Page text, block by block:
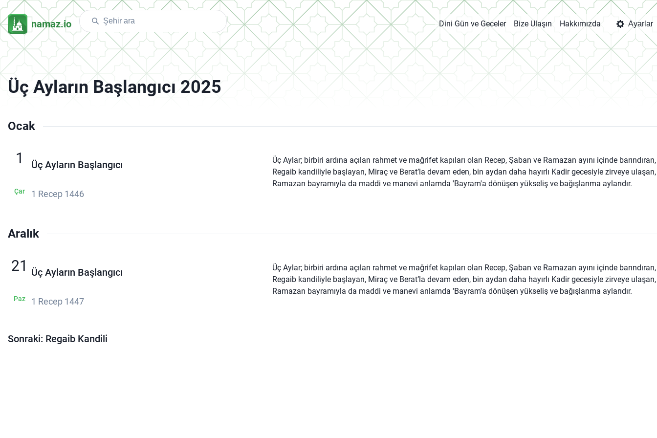
namaz.io Dini Gün ve Geceler Bize Ulaşın Hakkımızda Ayarlar
Üç Ayların Başlangıcı 2025
Ocak
1
Çar
Üç Ayların Başlangıcı
1 Recep 1446
Üç Aylar; birbiri ardına açılan rahmet ve mağrifet kapıları olan Recep, Şaban ve Ramazan ayını içinde barındıran,
Regaib kandiliyle başlayan, Miraç ve Berat’la devam eden, bin aydan daha hayırlı Kadir gecesiyle zirveye ulaşan,
Ramazan bayramıyla da maddi ve manevi anlamda 'Bayram'a dönüşen yükseliş ve bağışlanma aylarıdır.
Aralık
21
Paz
Üç Ayların Başlangıcı
1 Recep 1447
Üç Aylar; birbiri ardına açılan rahmet ve mağrifet kapıları olan Recep, Şaban ve Ramazan ayını içinde barındıran,
Regaib kandiliyle başlayan, Miraç ve Berat’la devam eden, bin aydan daha hayırlı Kadir gecesiyle zirveye ulaşan,
Ramazan bayramıyla da maddi ve manevi anlamda 'Bayram'a dönüşen yükseliş ve bağışlanma aylarıdır.
Sonraki: Regaib Kandili